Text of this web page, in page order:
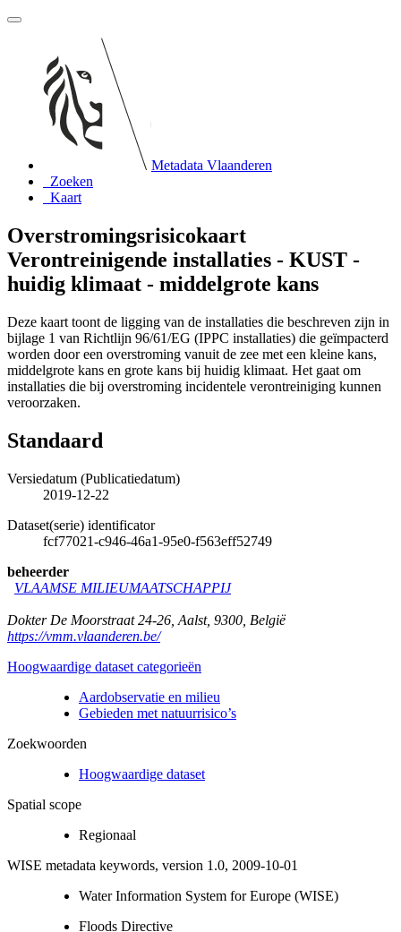
Metadata Vlaanderen
Zoeken
Kaart
Overstromingsrisicokaart
Verontreinigende installaties - KUST -
huidig klimaat - middelgrote kans
Deze kaart toont de ligging van de installaties die beschreven zijn in
bijlage 1 van Richtlijn 96/61/EG (IPPC installaties) die geïmpacterd
worden door een overstroming vanuit de zee met een kleine kans,
middelgrote kans en grote kans bij huidig klimaat. Het gaat om
installaties die bij overstroming incidentele verontreiniging kunnen
veroorzaken.
Standaard
Versiedatum (Publicatiedatum)
2019-12-22
Dataset(serie) identificator
fcf77021-c946-46a1-95e0-f563eff52749
beheerder
VLAAMSE MILIEUMAATSCHAPPIJ
Dokter De Moorstraat 24-26 Aalst, 9300 België
https://vmm.vlaanderen.be/
Hoogwaardige dataset categorieën
Aardobservatie en milieu
Gebieden met natuurrisico’s
Zoekwoorden
Hoogwaardige dataset
Spatial scope
Regionaal
WISE metadata keywords, version 1.0, 2009-10-01
Water Information System for Europe (WISE)
Floods Directive